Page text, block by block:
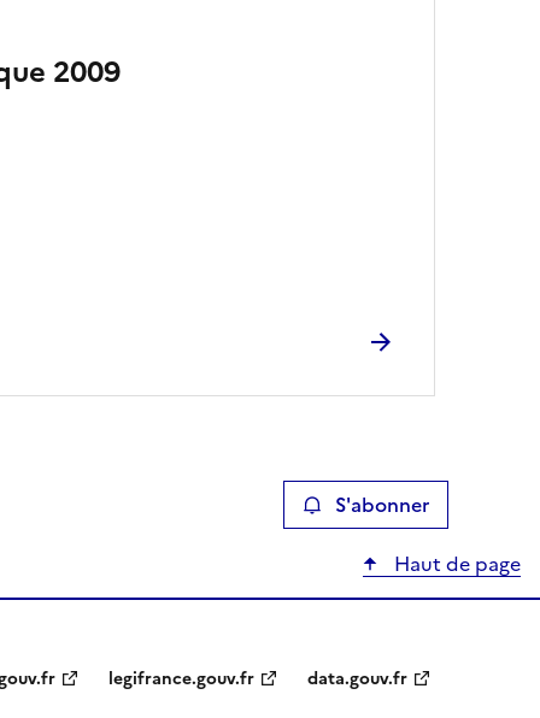
2009
S'abonner
Haut de page
legifrance.gouv.fr data.gouv.fr